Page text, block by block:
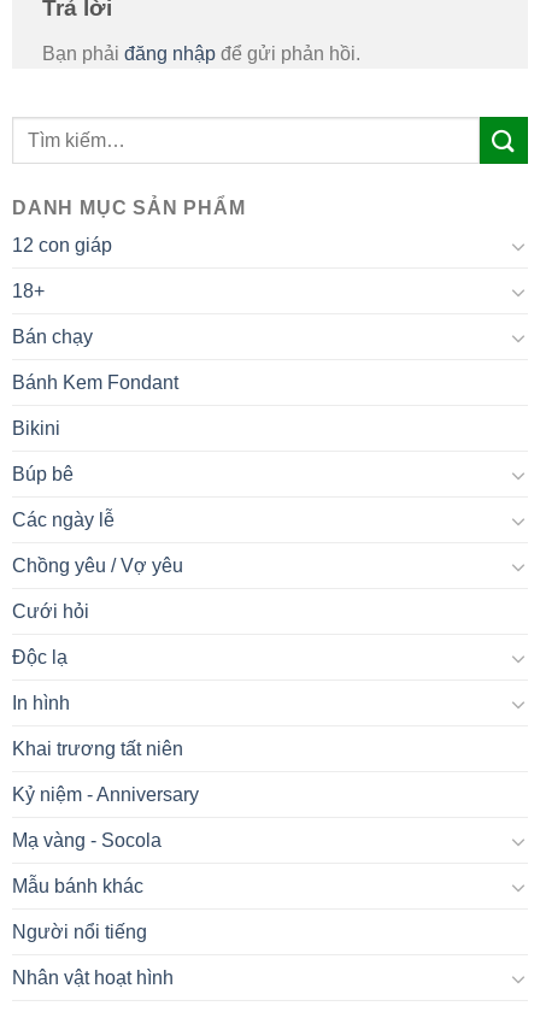
Trả lời
Bạn phải đăng nhập để gửi phản hồi.
DANH MỤC SẢN PHẨM
12 con giáp
18+
Bán chạy
Bánh Kem Fondant
Bikini
Búp bê
Các ngày lễ
Chồng yêu / Vợ yêu
Cưới hỏi
Độc lạ
In hình
Khai trương tất niên
Kỷ niệm - Anniversary
Mạ vàng - Socola
Mẫu bánh khác
Người nổi tiếng
Nhân vật hoạt hình